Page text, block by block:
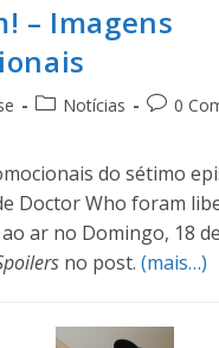
– Imagens
Notícias 0
do sétimo
Doctor Who foram
ar no Domingo, 18 de
no post. (mais…)